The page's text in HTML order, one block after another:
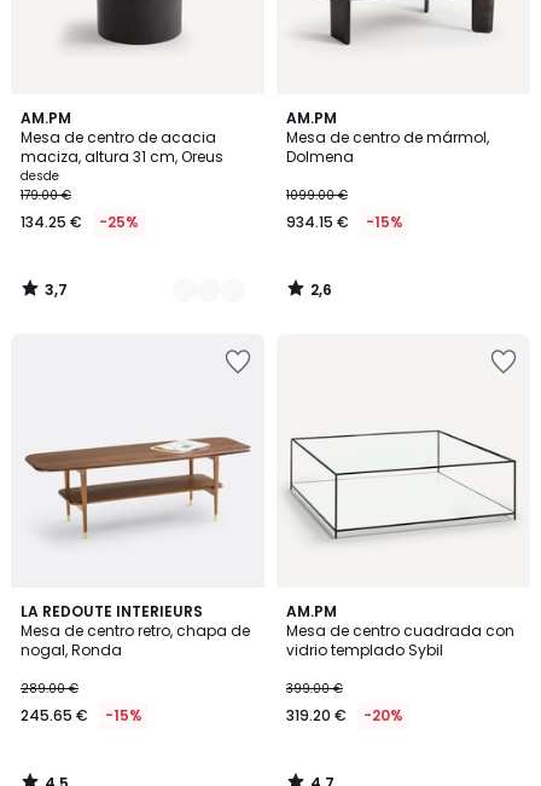
AM.PM
Mesa de centro de acacia
maciza, altura 31 cm, Oreus
desde
179.00 €
134.25 € -25%
3,7
/ 5
2
Colores
3,7
/
AM.PM
Mesa de centro de mármol,
Dolmena
1099.00 €
934.15 € -15%
2,6
/ 5
2,6
/
LA REDOUTE INTERIEURS
Mesa de centro retro, chapa de
nogal, Ronda
289.00 €
245.65 € -15%
4,5
/ 5
AM.PM
Mesa de centro cuadrada con
vidrio templado Sybil
399.00 €
319.20 € -20%
4,7
/ 5